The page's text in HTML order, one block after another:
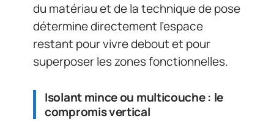
du matériau et de la technique de pose
détermine directement l’espace
restant pour vivre debout et pour
superposer les zones fonctionnelles.
Isolant mince ou multicouche : le
compromis vertical